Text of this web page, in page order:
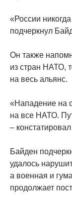
«России
подчеркнул
Он также
из стран НАТО,
на весь альянс.
«Нападение на
на все НАТО.
–
Байден
удалось
а военная и
продолжает